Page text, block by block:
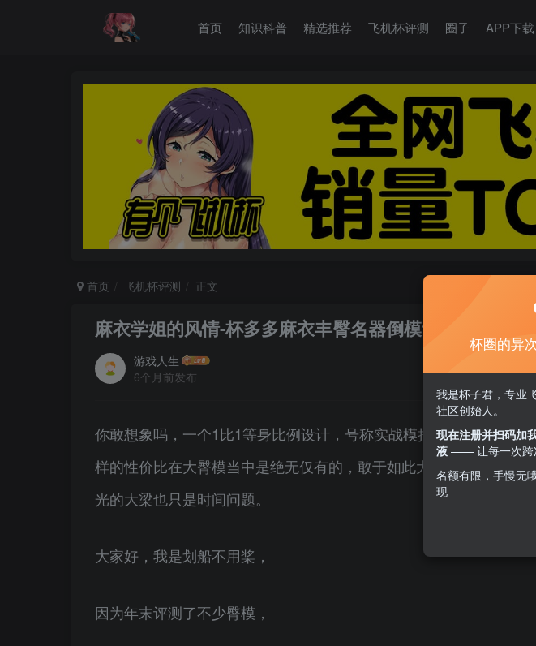
首页 知识科普 精选推荐 飞机杯评测 圈子 APP下载
首页 飞机杯评测 正文
麻衣学姐的风情-杯多多麻衣丰臀名器倒模评测
游戏人生
6个月前发布
你敢想象吗，一个1比1等身比例设计，号称实战模拟器的重达15斤
样的性价比在大臀模当中是绝无仅有的，敢于如此大幅度让利与杯
光的大梁也只是时间问题。
大家好，我是划船不用桨，
因为年末评测了不少臀模，
杯圈的异
我是杯子君，专业
社区创始人。
现在注册并扫码加
液 —— 让每一次跨
名额有限，手慢无
现